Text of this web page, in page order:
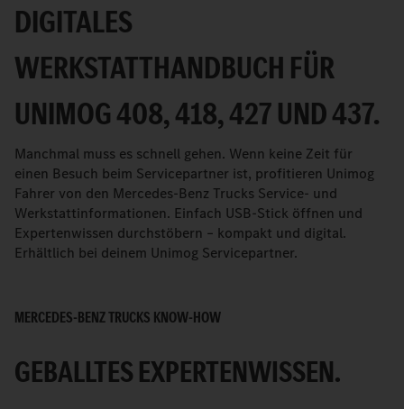
DIGITALES
WERKSTATTHANDBUCH FÜR
UNIMOG 408, 418, 427 UND 437.
Manchmal muss es schnell gehen. Wenn keine Zeit für
einen Besuch beim Servicepartner ist, profitieren Unimog
Fahrer von den Mercedes-Benz Trucks Service- und
Werkstattinformationen. Einfach USB-Stick öffnen und
Expertenwissen durchstöbern – kompakt und digital.
Erhältlich bei deinem Unimog Servicepartner.
MERCEDES-BENZ TRUCKS KNOW-HOW
GEBALLTES EXPERTENWISSEN.